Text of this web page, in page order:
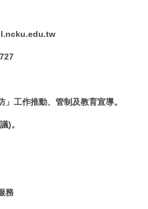
工作推動、管制及教育宣導。
)。
務